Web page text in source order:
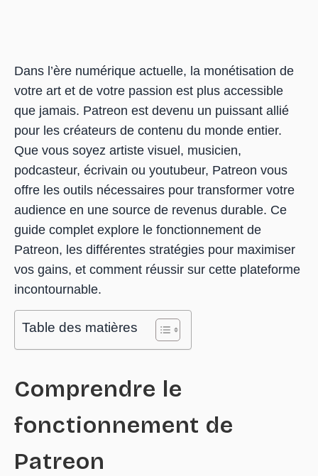
Dans l’ère numérique actuelle, la monétisation de
votre art et de votre passion est plus accessible
que jamais. Patreon est devenu un puissant allié
pour les créateurs de contenu du monde entier.
Que vous soyez artiste visuel, musicien,
podcasteur, écrivain ou youtubeur, Patreon vous
offre les outils nécessaires pour transformer votre
audience en une source de revenus durable. Ce
guide complet explore le fonctionnement de
Patreon, les différentes stratégies pour maximiser
vos gains, et comment réussir sur cette plateforme
incontournable.
Table des matières
Comprendre le
fonctionnement de
Patreon